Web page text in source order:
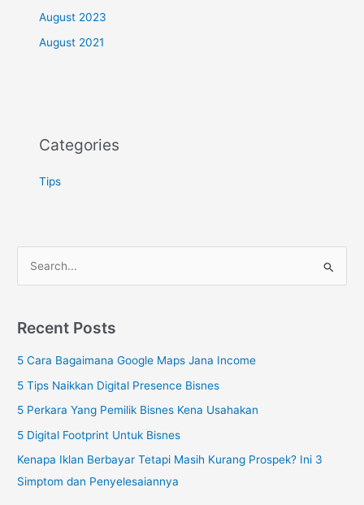
August 2023
August 2021
Categories
Tips
r
c
h
:
Recent Posts
5 Cara Bagaimana Google Maps Jana Income
5 Tips Naikkan Digital Presence Bisnes
5 Perkara Yang Pemilik Bisnes Kena Usahakan
5 Digital Footprint Untuk Bisnes
Kenapa Iklan Berbayar Tetapi Masih Kurang Prospek? Ini 3
Simptom dan Penyelesaiannya